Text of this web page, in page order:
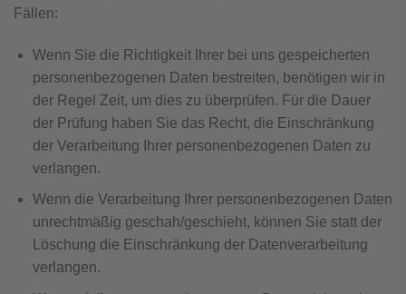
Fällen:
Wenn Sie die Richtigkeit Ihrer bei uns gespeicherten
personenbezogenen Daten bestreiten, benötigen wir in
der Regel Zeit, um dies zu überprüfen. Für die Dauer
der Prüfung haben Sie das Recht, die Einschränkung
der Verarbeitung Ihrer personenbezogenen Daten zu
verlangen.
Wenn die Verarbeitung Ihrer personenbezogenen Daten
unrechtmäßig geschah/geschieht, können Sie statt der
Löschung die Einschränkung der Datenverarbeitung
verlangen.